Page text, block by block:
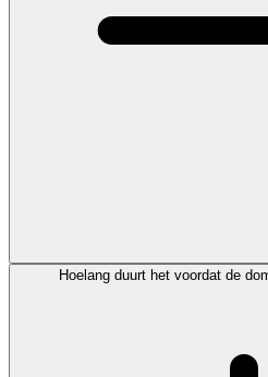
Hoelang duurt het voordat de